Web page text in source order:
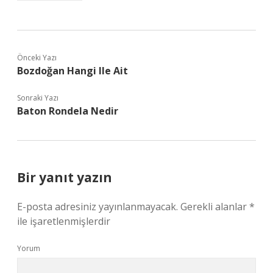
Önceki Yazı
Bozdoğan Hangi Ile Ait
Sonraki Yazı
Baton Rondela Nedir
Bir yanıt yazın
E-posta adresiniz yayınlanmayacak. Gerekli alanlar*
ile işaretlenmişlerdir
Yorum